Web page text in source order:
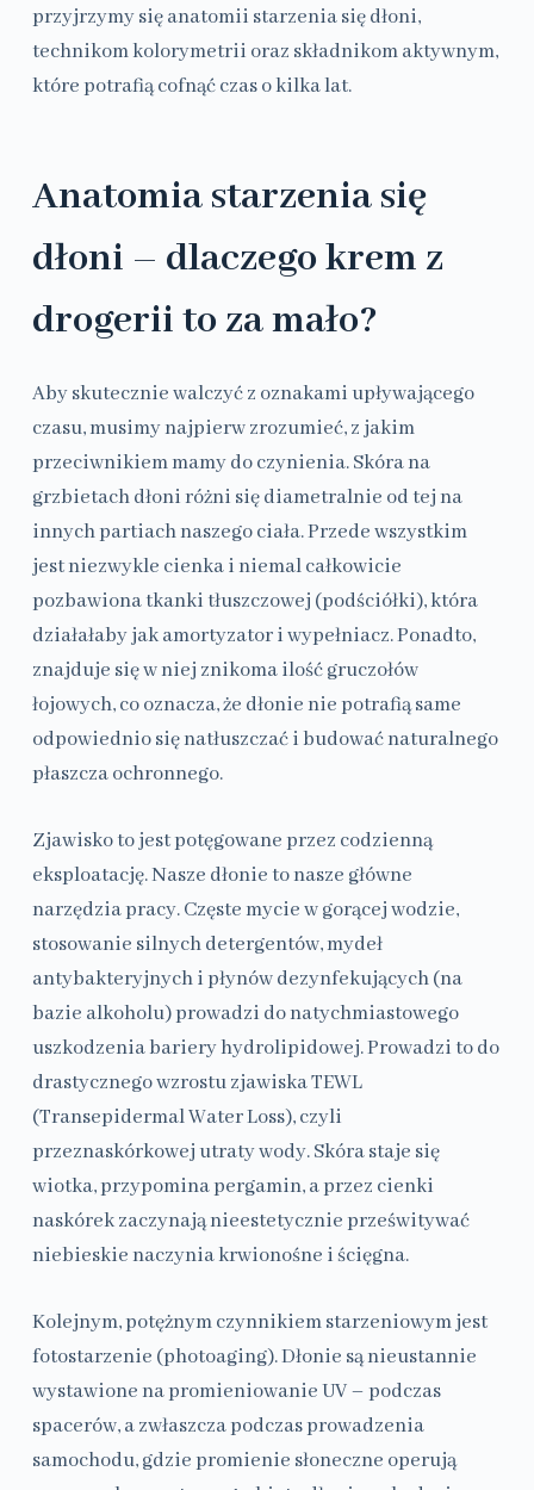
przyjrzymy się anatomii starzenia się dłoni,
technikom kolorymetrii oraz składnikom aktywnym,
które potrafią cofnąć czas o kilka lat.
Anatomia starzenia się
dłoni – dlaczego krem z
drogerii to za mało?
Aby skutecznie walczyć z oznakami upływającego
czasu, musimy najpierw zrozumieć, z jakim
przeciwnikiem mamy do czynienia. Skóra na
grzbietach dłoni różni się diametralnie od tej na
innych partiach naszego ciała. Przede wszystkim
jest niezwykle cienka i niemal całkowicie
pozbawiona tkanki tłuszczowej (podściółki), która
działałaby jak amortyzator i wypełniacz. Ponadto,
znajduje się w niej znikoma ilość gruczołów
łojowych, co oznacza, że dłonie nie potrafią same
odpowiednio się natłuszczać i budować naturalnego
płaszcza ochronnego.
Zjawisko to jest potęgowane przez codzienną
eksploatację. Nasze dłonie to nasze główne
narzędzia pracy. Częste mycie w gorącej wodzie,
stosowanie silnych detergentów, mydeł
antybakteryjnych i płynów dezynfekujących (na
bazie alkoholu) prowadzi do natychmiastowego
uszkodzenia bariery hydrolipidowej. Prowadzi to do
drastycznego wzrostu zjawiska TEWL
(Transepidermal Water Loss), czyli
przeznaskórkowej utraty wody. Skóra staje się
wiotka, przypomina pergamin, a przez cienki
naskórek zaczynają nieestetycznie prześwitywać
niebieskie naczynia krwionośne i ścięgna.
Kolejnym, potężnym czynnikiem starzeniowym jest
fotostarzenie (photoaging). Dłonie są nieustannie
wystawione na promieniowanie UV – podczas
spacerów, a zwłaszcza podczas prowadzenia
samochodu, gdzie promienie słoneczne operują